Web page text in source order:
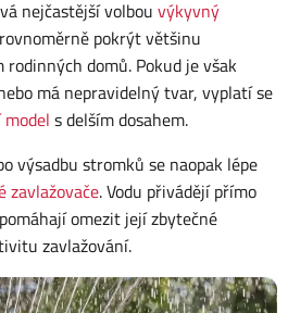
nejčastější volbou výkyvný
pokrýt většinu
domů. Pokud je však
má nepravidelný tvar, vyplatí se
s delším dosahem.
výsadbu stromků se naopak lépe
zavlažovače. Vodu přivádějí přímo
omezit její zbytečné
zavlažování.